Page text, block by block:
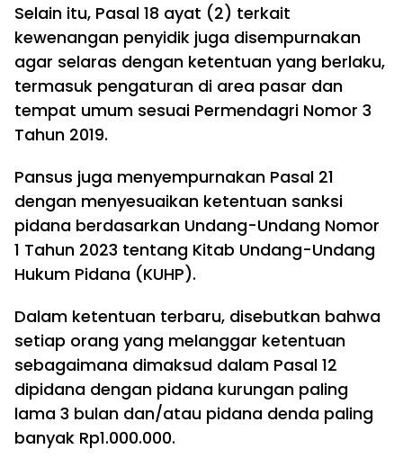
Selain itu, Pasal 18 ayat (2) terkait
kewenangan penyidik juga disempurnakan
agar selaras dengan ketentuan yang berlaku,
termasuk pengaturan di area pasar dan
tempat umum sesuai Permendagri Nomor 3
Tahun 2019.
Pansus juga menyempurnakan Pasal 21
dengan menyesuaikan ketentuan sanksi
pidana berdasarkan Undang-Undang Nomor
1 Tahun 2023 tentang Kitab Undang-Undang
Hukum Pidana (KUHP).
Dalam ketentuan terbaru, disebutkan bahwa
setiap orang yang melanggar ketentuan
sebagaimana dimaksud dalam Pasal 12
dipidana dengan pidana kurungan paling
lama 3 bulan dan/atau pidana denda paling
banyak Rp1.000.000.